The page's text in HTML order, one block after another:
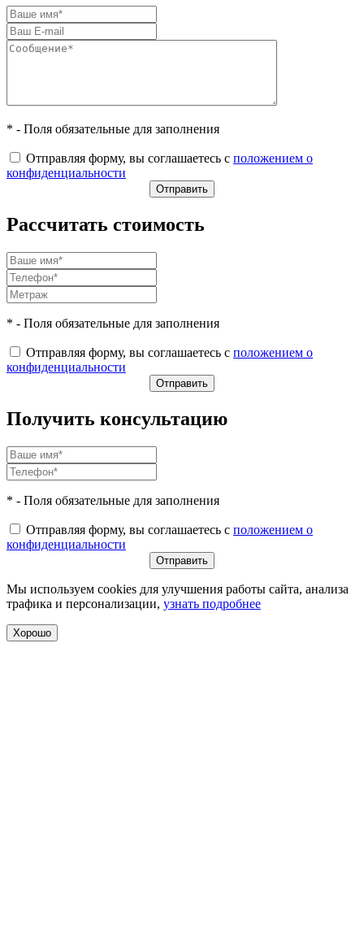
* - Поля обязательные для заполнения
Отправляя форму, вы соглашаетесь с положением о
конфиденциальности
Рассчитать стоимость
* - Поля обязательные для заполнения
Отправляя форму, вы соглашаетесь с положением о
конфиденциальности
Получить консультацию
* - Поля обязательные для заполнения
Отправляя форму, вы соглашаетесь с положением о
конфиденциальности
Мы используем cookies для улучшения работы сайта, анализа
трафика и персонализации, узнать подробнее
Хорошо